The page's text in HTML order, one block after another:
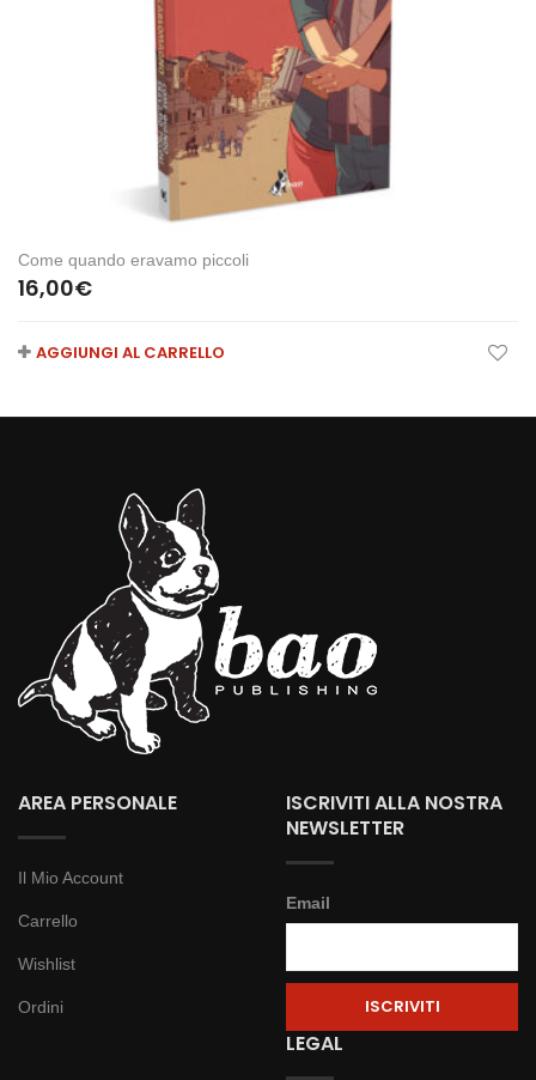
Come quando eravamo piccoli
16,00€
AGGIUNGI AL CARRELLO
AREA PERSONALE
Il Mio Account
Carrello
Wishlist
Ordini
ISCRIVITI ALLA NOSTRA
NEWSLETTER
Email
LEGAL